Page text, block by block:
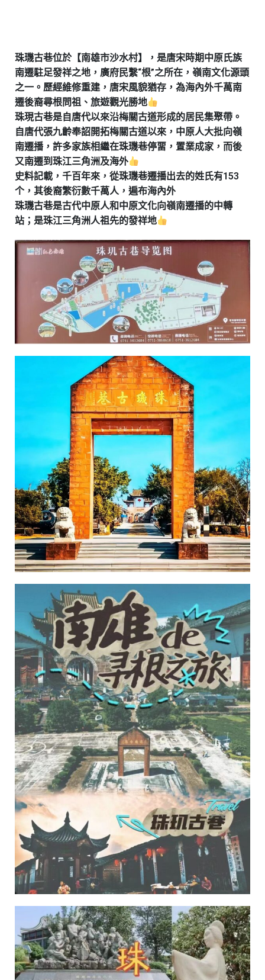
珠璣古巷位於【南雄市沙水村】，是唐宋時期中原氏族
南遷駐足發祥之地，廣府民繫“根”之所在，嶺南文化源頭
之一。歷經維修重建，唐宋風貌猶存，為海內外千萬南
遷後裔尋根問祖、旅遊觀光勝地
珠現古巷是自唐代以來沿梅關古道形成的居民集聚帶。
自唐代張九齡奉詔開拓梅關古道以來，中原人大批向嶺
南遷播，許多家族相繼在珠璣巷停畱，置業成家，而後
又南遷到珠江三角洲及海外
史料記載，千百年來，從珠璣巷遷播出去的姓氏有153
个，其後裔繁衍數千萬人，遍布海內外
珠璣古巷是古代中原人和中原文化向嶺南遷播的中轉
站；是珠江三角洲人祖先的發祥地